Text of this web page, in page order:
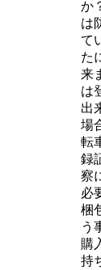
か
は
て
た
来
は
出
場
転
録
察
必
梱
う
購
持